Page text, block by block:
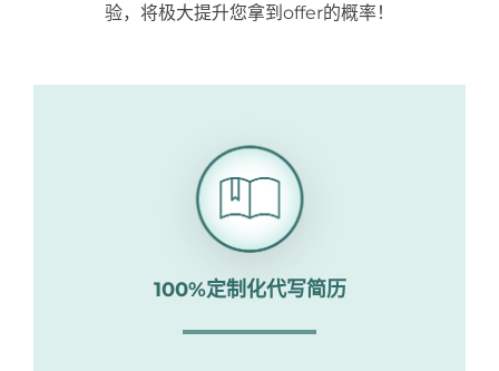
验，将极大提升您拿到offer的概率！
100%定制化代写简历